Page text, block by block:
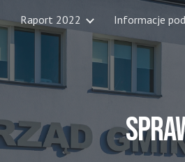
Skip to main content
Raport 2022 Informacje